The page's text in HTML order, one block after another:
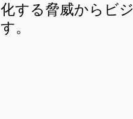
化する脅威からビ
す。